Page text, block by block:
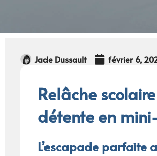
Jade Dussault février 6,
Relâche
détente en
L’escapade parfaite